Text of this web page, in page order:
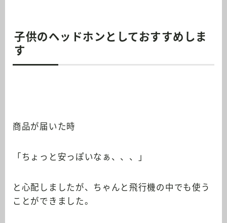
子供のヘッドホンとしておすすめしま
す
商品が届いた時
「ちょっと安っぽいなぁ、、、」
と心配しましたが、ちゃんと飛行機の中でも使う
ことができました。